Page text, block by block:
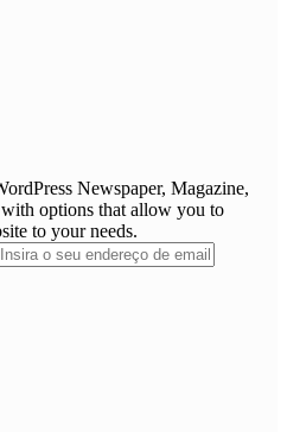
Newspaper, Magazine,
options that allow you to
to your needs.